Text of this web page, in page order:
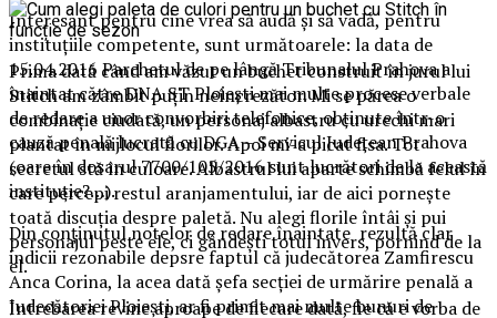
Interesant pentru cine vrea să audă și să vadă, pentru
instituțiile competente, sunt următoarele: la data de
15.04.2016 Parchetul de pe lângă Tribunalul Prahova a
înaintat către DNA ST Ploiești mai multe procese verbale
de redare a unor convorbiri telefonice, obținute într-o
cauză penală lucrată cu DGA – Servicul Județean Prahova
(oare în dosarul 7700/105/2016 sunt lucrători de la această
instituție?…).
Din conținutul notelor de redare înaintate rezultă clar
indicii rezonabile depsre faptul că judecătorea Zamfirescu
Anca Corina, la acea dată șefa secției de urmărire penală a
Judecătoriei Ploiești, ar fi primit mai multe bunuri de
Prima dată când am văzut un buchet construit în jurul lui
Stitch am zâmbit puțin neîncrezător. Mi se părea o
combinație ciudată, un personaj albastru cu urechi mari
plantat în mijlocul florilor. Apoi mi-a picat fisa. Tot
secretul stă în culoare. Albastrul lui aparte schimbă felul în
care percepi restul aranjamentului, iar de aici pornește
toată discuția despre paletă. Nu alegi florile întâi și pui
personajul peste ele, ci gândești totul invers, pornind de la
el.
Întrebarea revine aproape de fiecare dată, fie că e vorba de